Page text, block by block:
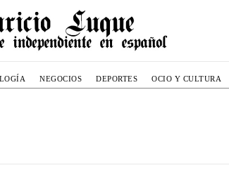
NEGOCIOS DEPORTES OCIO Y CULTURA